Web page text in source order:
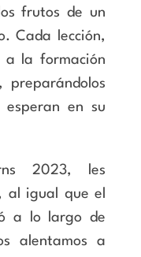
frutos de un
Cada lección,
a la formación
preparándolos
en su
2023, les
al igual que el
a lo largo de
alentamos a